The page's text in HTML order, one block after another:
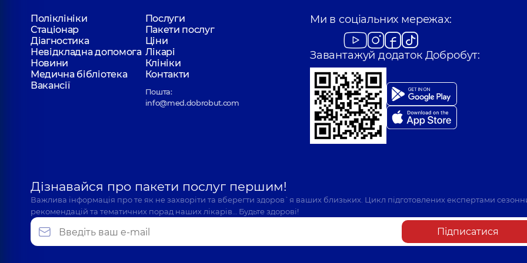
Балабаник Василь Романович
Уролог; Лікар з ультразвукової діагностики, Уролог; Лікар з
Запопадний Ярослав Іванович
Поліклініки
Послуги
Стаціонар
Пакети послуг
Діагностика
Ціни
Невідкладна допомога Лікарі
Новини
Клініки
Медична бібліотека
Контакти
Вакансії
Пошта:
info@med.dobrobut.com
Ми в соціальних мережах:
Завантажуй додаток Добробут:
Дізнавайся про пакети послуг першим!
Важлива інформація про те як не захворіти та вберегти здоров`я ваших близьких. Цикл підготовлених експертами
рекомендацій та тематичних порад наших лікарів… Будьте здорові!
Підписатися